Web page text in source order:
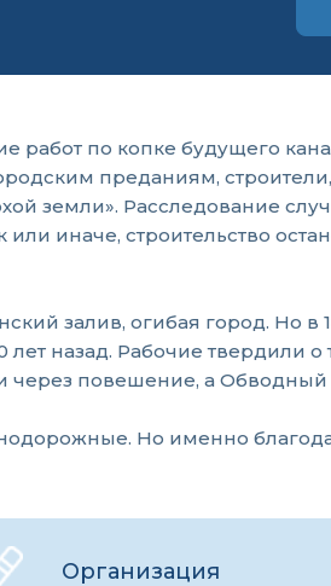
работ по копке будущего
преданиям,
земли». Расследование
иначе, строительство
залив, огибая город. Но в
назад. Рабочие твердили
через повешение, а Обводный
Но именно
Организация